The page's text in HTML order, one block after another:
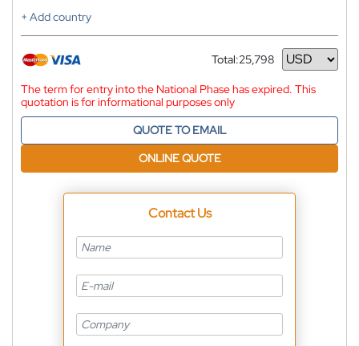
+ Add country
Total:25,798
Currency
The term for entry into the National Phase has expired. This
quotation is for informational purposes only
QUOTE TO EMAIL
ONLINE QUOTE
Contact Us